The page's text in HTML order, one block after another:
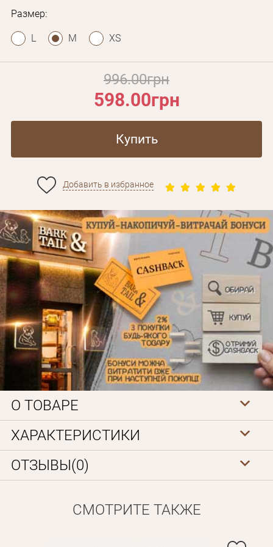
Размер:
L M XS
996.00грн
598.00грн
Купить
Добавить в избранное
О ТОВАРЕ
ХАРАКТЕРИСТИКИ
ОТЗЫВЫ(0)
СМОТРИТЕ ТАКЖЕ
Забыли пароль?
Личные данные